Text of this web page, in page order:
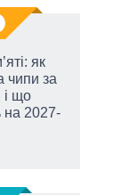
як
чипи за
і що
на 2027-